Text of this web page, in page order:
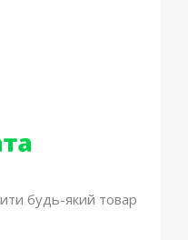
будь-який товар